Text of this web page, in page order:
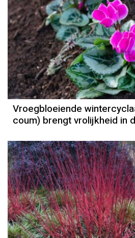
Vroegbloeiende
coum) brengt vrolijkheid in